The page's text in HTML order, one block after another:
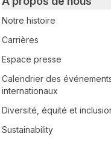
Notre histoire
Carrières
Espace presse
Calendrier des
internationaux
Diversité, équité et
Sustainability